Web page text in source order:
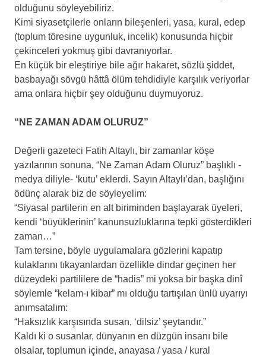
olduğunu söyleyebiliriz.
Kimi siyasetçilerle onların bileşenleri, yasa, kural, edep
(toplum töresine uygunluk, incelik) konusunda hiçbir
çekinceleri yokmuş gibi davranıyorlar.
En küçük bir eleştiriye bile ağır hakaret, sözlü şiddet,
basbayağı sövgü hâttâ ölüm tehdidiyle karşılık veriyorlar
ama onlara hiçbir şey olduğunu duymuyoruz.
“NE ZAMAN ADAM OLURUZ”
Değerli gazeteci Fatih Altaylı, bir zamanlar köşe
yazılarının sonuna, “Ne Zaman Adam Oluruz” başlıklı -
medya diliyle- ‘kutu’ eklerdi. Sayın Altaylı’dan, başlığını
ödünç alarak biz de söyleyelim:
“Siyasal partilerin en alt biriminden başlayarak üyeleri,
kendi ‘büyüklerinin’ kanunsuzluklarına tepki gösterdikleri
zaman…”
Tam tersine, böyle uygulamalara gözlerini kapatıp
kulaklarını tıkayanlardan özellikle dindar geçinen her
düzeydeki partililere de “hadis” mi yoksa bir başka dinî
söylemle “kelam-ı kibar” mı olduğu tartışılan ünlü uyarıyı
anımsatalım:
“Haksızlık karşısında susan, ‘dilsiz’ şeytandır.”
Kaldı ki o susanlar, dünyanın en düzgün insanı bile
olsalar, toplumun içinde, anayasa / yasa / kural